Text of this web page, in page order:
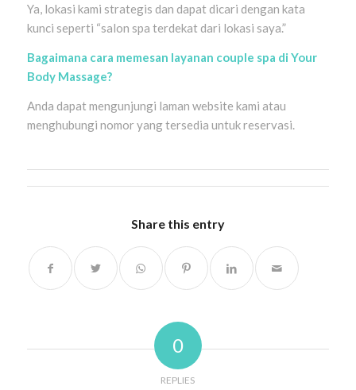
Ya, lokasi kami strategis dan dapat dicari dengan kata
kunci seperti “salon spa terdekat dari lokasi saya.”
Bagaimana cara memesan layanan couple spa di Your
Body Massage?
Anda dapat mengunjungi laman website kami atau
menghubungi nomor yang tersedia untuk reservasi.
Share this entry
0
REPLIES